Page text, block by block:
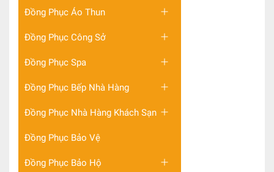
Đồng Phục Áo Thun
Đồng Phục Công Sở
Đồng Phục Spa
Đồng Phục Bếp Nhà Hàng
Đồng Phục Nhà Hàng Khách Sạn
Đồng Phục Bảo Vệ
Đồng Phục Bảo Hộ